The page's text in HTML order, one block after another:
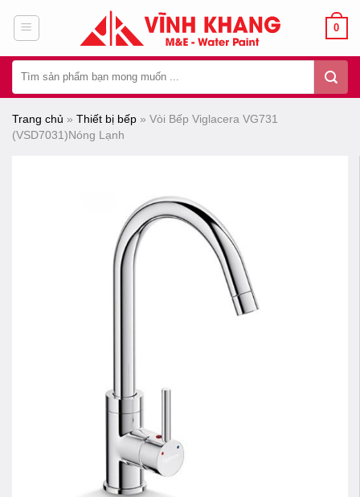
dung
0
kiếm:
Trang chủ » Thiết bị bếp » Vòi Bếp Viglacera VG731
(VSD7031)Nóng Lạnh